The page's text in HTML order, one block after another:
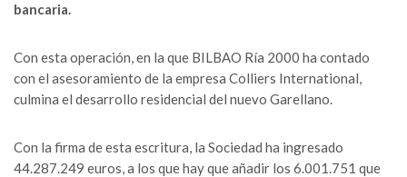
bancaria.
Con esta operación, en la que BILBAO Ría 2000 ha contado
con el asesoramiento de la empresa Colliers International,
culmina el desarrollo residencial del nuevo Garellano.
Con la firma de esta escritura, la Sociedad ha ingresado
44.287.249 euros, a los que hay que añadir los 6.001.751 que